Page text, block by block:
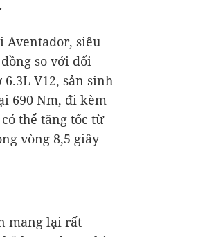
Aventador, siêu
so với đối
V12, sản sinh
690 Nm, đi kèm
thể tăng tốc từ
vòng 8,5 giây
mang lại rất